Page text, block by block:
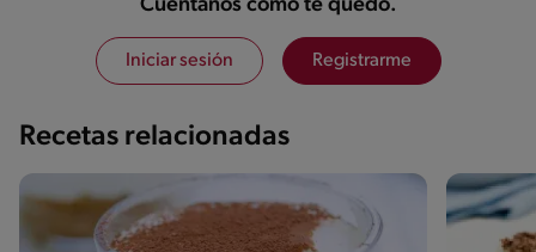
Cuéntanos cómo te quedó.
Iniciar sesión Registrarme
Recetas relacionadas